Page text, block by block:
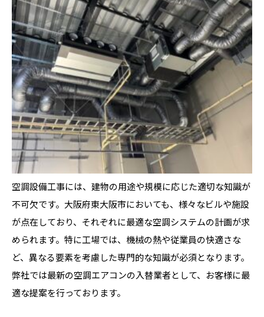
空調設備工事には、建物の用途や規模に応じた適切な知識が
不可欠です。大阪府東大阪市においても、様々なビルや施設
が点在しており、それぞれに最適な空調システムの計画が求
められます。特に工場では、機械の熱や従業員の快適さな
ど、異なる要素を考慮した専門的な知識が必須となります。
弊社では最新の空調エアコンの入替業者として、お客様に最
適な提案を行っております。